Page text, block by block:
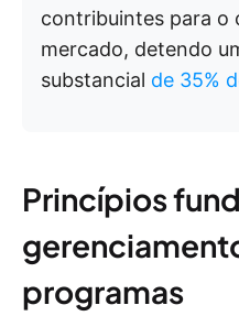
contribuintes para o
mercado, detendo
substancial de 35%
Princípios
programas